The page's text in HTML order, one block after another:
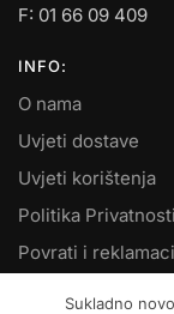
F: 01 66 09 409
INFO:
O nama
Uvjeti dostave
Uvjeti korištenja
Politika Privatnosti
Povrati i
Sukladno